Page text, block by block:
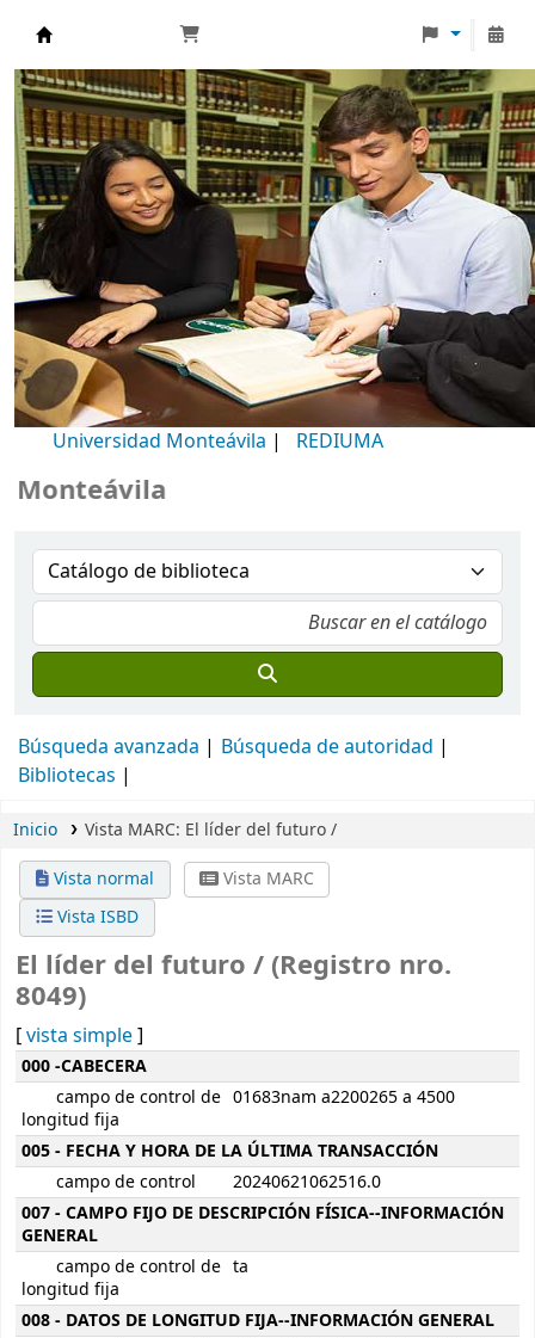
Biblioteca Universidad Monteávila
Universidad Monteávila | REDIUMA
Búsqueda avanzada
Búsqueda de autoridad
Bibliotecas
Inicio
Vista MARC: El líder del futuro /
Vista normal
Vista MARC
Vista ISBD
El líder del futuro / (Registro nro.
8049)
[vista simple]
Detalles MARC
000 -CABECERA
campo de control de
longitud fija
01683nam a2200265 a 4500
005 - FECHA Y HORA DE LA ÚLTIMA TRANSACCIÓN
campo de control
20240621062516.0
007 - CAMPO FIJO DE DESCRIPCIÓN FÍSICA--INFORMACIÓN
GENERAL
campo de control de
longitud fija
ta
008 - DATOS DE LONGITUD FIJA--INFORMACIÓN GENERAL